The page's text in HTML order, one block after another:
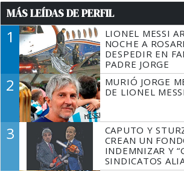
MÁS LEÍDAS DE PERFIL
1
LIONEL MESSI
NOCHE A
DESPEDIR EN
PADRE JORGE
2
MURIÓ JORGE
DE LIONEL MESSI
3
CAPUTO Y
CREAN UN
INDEMNIZAR Y
SINDICATOS